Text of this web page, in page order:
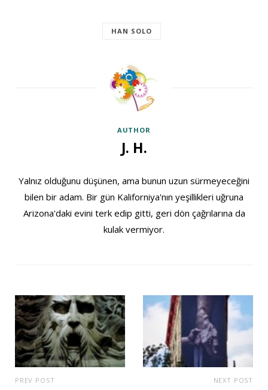
HAN SOLO
AUTHOR
J. H.
Yalnız olduğunu düşünen, ama bunun uzun sürmeyeceğini
bilen bir adam. Bir gün Kaliforniya'nın yeşillikleri uğruna
Arizona'daki evini terk edip gitti, geri dön çağrılarına da
kulak vermiyor.
PREV POST NEXT POST